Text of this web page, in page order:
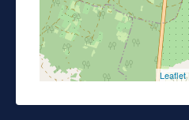
Leaflet